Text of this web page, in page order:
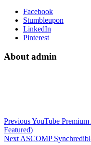
Facebook
Stumbleupon
LinkedIn
Pinterest
About admin
PreviousYouTube
Featured)
Next ASCOMP